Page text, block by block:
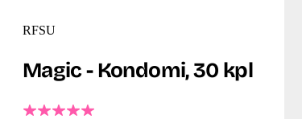
RFSU
Magic - Kondomi, 30 kpl